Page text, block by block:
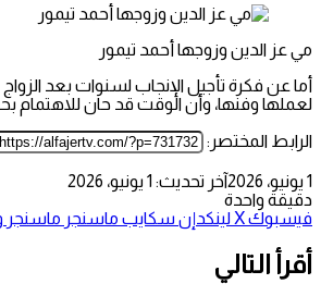
مي عز الدين وزوجها أحمد تيمور
أما عن فكرة تأجيل الإنجاب لسنوات بعد
لعملها وفنها، وأن الوقت قد حان للاهتمام
الرابط المختصر:
1 يونيو، 2026
آخر تحديث: 1 يونيو، 2026
دقيقة واحدة
فيسبوك‫Xلينكدإن سكايب ماسنجر ماسنجر
أقرأ التالي